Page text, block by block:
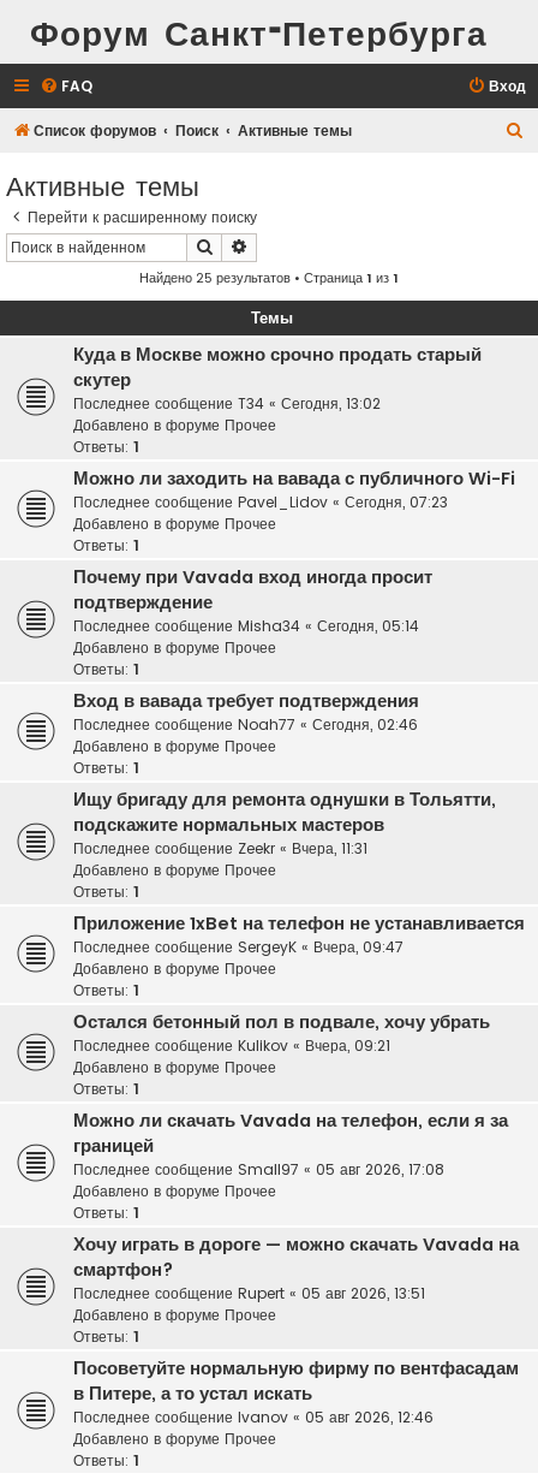
Форум Санкт-Петербурга
FAQ Вход
Список форумов Поиск Активные темы
Активные темы
Перейти к расширенному поиску
Поиск
Найдено 25 результатов • Страница1 из1
Темы
Куда в Москве можно срочно продать старый
скутер
Последнее сообщение T34 « Сегодня, 13:02
Добавлено в форуме Прочее
Ответы: 1
Можно ли заходить на вавада с публичного Wi-Fi
Последнее сообщение Pavel_Lidov « Сегодня, 07:23
Добавлено в форуме Прочее
Ответы: 1
Почему при Vavada вход иногда просит
подтверждение
Последнее сообщение Misha34 « Сегодня, 05:14
Добавлено в форуме Прочее
Ответы: 1
Вход в вавада требует подтверждения
Последнее сообщение Noah77 « Сегодня, 02:46
Добавлено в форуме Прочее
Ответы: 1
Ищу бригаду для ремонта однушки в Тольятти,
подскажите нормальных мастеров
Последнее сообщение Zeekr « Вчера, 11:31
Добавлено в форуме Прочее
Ответы: 1
Приложение 1xBet на телефон не устанавливается
Последнее сообщение SergeyK « Вчера, 09:47
Добавлено в форуме Прочее
Ответы: 1
Остался бетонный пол в подвале, хочу убрать
Последнее сообщение Kulikov « Вчера, 09:21
Добавлено в форуме Прочее
Ответы: 1
Можно ли скачать Vavada на телефон, если я за
границей
Последнее сообщение Small97 « 05 авг 2026, 17:08
Добавлено в форуме Прочее
Ответы: 1
Хочу играть в дороге — можно скачать Vavada на
смартфон?
Последнее сообщение Rupert « 05 авг 2026, 13:51
Добавлено в форуме Прочее
Ответы: 1
Посоветуйте нормальную фирму по вентфасадам
в Питере, а то устал искать
Последнее сообщение Ivanov « 05 авг 2026, 12:46
Добавлено в форуме Прочее
Ответы: 1